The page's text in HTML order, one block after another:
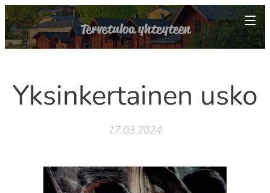
Tervetuloa yhteyteen
Yksinkertainen usko
17.03.2024